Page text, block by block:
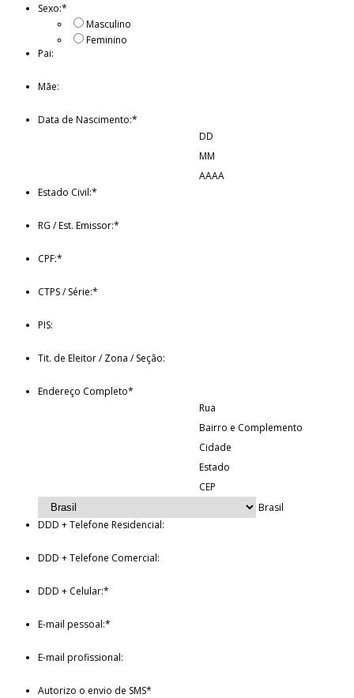
Sexo:*
Masculino
Feminino
Pai:
Mãe:
Data de Nascimento:*
DD
MM
AAAA
Estado Civil:*
RG / Est. Emissor:*
CPF:*
CTPS / Série:*
PIS:
Tit. de Eleitor / Zona / Seção:
Endereço Completo*
Rua
Bairro e Complemento
Cidade
Estado
CEP
Brasil
DDD + Telefone Residencial:
DDD + Telefone Comercial:
DDD + Celular:*
E-mail pessoal:*
E-mail profissional:
Autorizo o envio de SMS*